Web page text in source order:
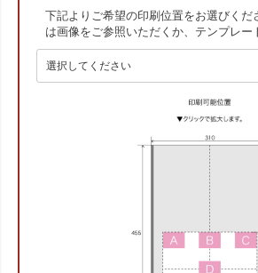
下記よりご希望の印刷位置をお選びくだ
は画像をご参照いただくか、テンプレー